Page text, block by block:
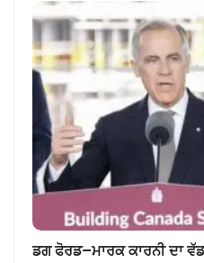
ਡਗ ਫੋਰਡ–ਮਾਰਕ ਕਾਰਨੀ ਦਾ